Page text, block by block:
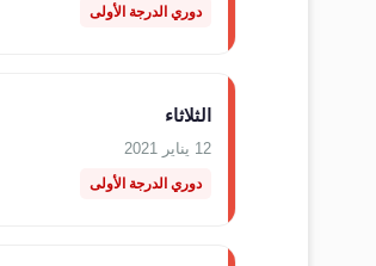
دوري الدرجة الأولى
الثلاثاء
12 يناير 2021
دوري الدرجة الأولى